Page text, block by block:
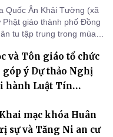
Quốc Ân Khải Tường (xã
giáo thành phố Đồng
tu tập trung trong mùa
Quốc Ân Khải Tường.
và Tôn giáo tổ chức
ý Dự thảo Nghị
hành Luật Tín
mạc khóa Huân
sự và Tăng Ni an cư